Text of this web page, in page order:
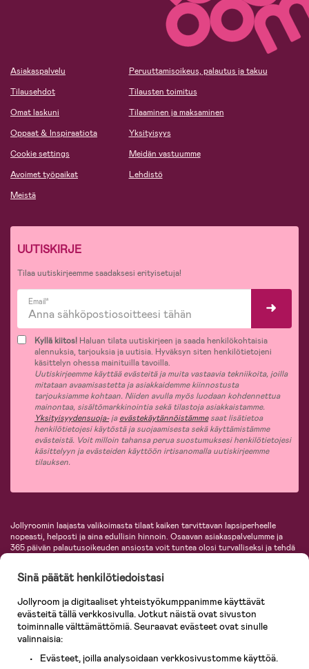
Asiakaspalvelu
Tilausehdot
Omat laskuni
Oppaat & Inspiraatiota
Cookie settings
Avoimet työpaikat
Meistä
Peruuttamisoikeus, palautus ja takuu
Tilausten toimitus
Tilaaminen ja maksaminen
Yksityisyys
Meidän vastuumme
Lehdistö
UUTISKIRJE
Tilaa uutiskirjeemme saadaksesi erityisetuja!
Email*
Kyllä kiitos! Haluan tilata uutiskirjeen ja saada henkilökohtaisia
alennuksia, tarjouksia ja uutisia. Hyväksyn siten henkilötietojeni
käsittelyn ohessa mainituilla tavoilla.
Uutiskirjeemme käyttää evästeitä ja muita vastaavia tekniikoita, joilla
mitataan avaamisastetta ja asiakkaidemme kiinnostusta
tarjouksiamme kohtaan. Niiden avulla myös luodaan kohdennettua
mainontaa, sisältömarkkinointia sekä tilastoja asiakkaistamme.
Yksityisyydensuoja-jaevästekäytännöistämmesaat lisätietoa
henkilötietojesi käytöstä ja suojaamisesta sekä käyttämistämme
evästeistä. Voit milloin tahansa perua suostumuksesi henkilötietojesi
käsittelyyn ja evästeiden käyttöön irtisanomalla uutiskirjeemme
tilauksen.
Jollyroomin laajasta valikoimasta tilaat kaiken tarvittavan lapsiperheelle
nopeasti, helposti ja aina edullisin hinnoin. Osaavan asiakaspalvelumme ja
365 päivän palautusoikeuden ansiosta voit tuntea olosi turvalliseksi ja tehdä
vaatteet vauvoille ja lapsille, inspiroivia sisustustuotteita lastenhuoneeseen,
lastentarvikkeita sekä paljon muuta. Meiltä löydät lukuisia tunnettuja
KidKraft, Ergobaby, Philips Avent, Neonate, Cybex, LEGO ja monia muita!
Tervetuloa shoppailemaan Pohjoismaiden suurimpaan lastentarvikkeiden
verkkokauppaan!
Sinä päätät henkilötiedoistasi
Jollyroom ja digitaaliset yhteistyökumppanimme käyttävät
evästeitä tällä verkkosivulla. Jotkut näistä ovat sivuston
toiminnalle välttämättömiä. Seuraavat evästeet ovat sinulle
valinnaisia:
Evästeet, joilla analysoidaan verkkosivustomme käyttöä.